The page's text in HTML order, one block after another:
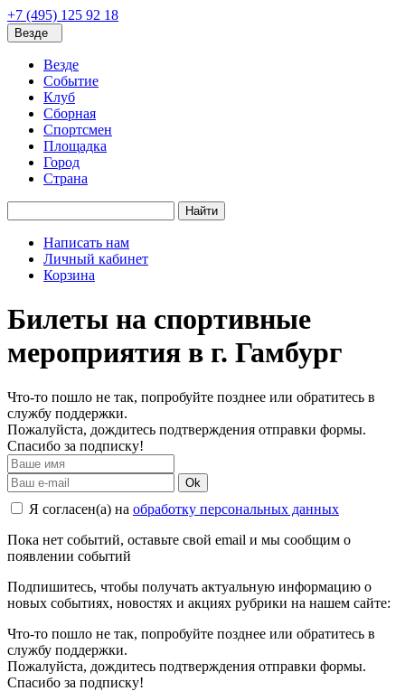
+7 (495) 125 92 18
Везде
Везде
Событие
Клуб
Сборная
Спортсмен
Площадка
Город
Страна
Найти
Написать нам
Личный кабинет
Корзина
Билеты на спортивные
мероприятия в г. Гамбург
Что-то пошло не так, попробуйте позднее или обратитесь в
службу поддержки.
Пожалуйста, дождитесь подтверждения отправки формы.
Спасибо за подписку!
Ok
Я согласен(а) на обработку персональных данных
Пока нет событий, оставьте свой email и мы сообщим о
появлении событий
Подпишитесь, чтобы получать актуальную информацию о
новых событиях, новостях и акциях рубрики на нашем сайте:
Что-то пошло не так, попробуйте позднее или обратитесь в
службу поддержки.
Пожалуйста, дождитесь подтверждения отправки формы.
Спасибо за подписку!